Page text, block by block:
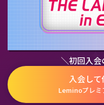
＼初回入
入会し
Leminoプレミ